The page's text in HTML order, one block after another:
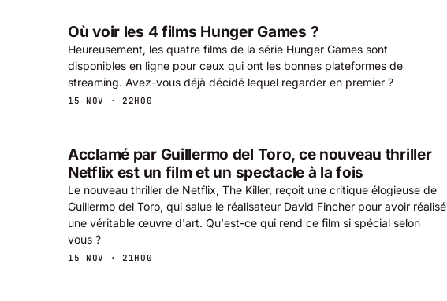
Où voir les 4 films Hunger Games ?
Heureusement, les quatre films de la série Hunger Games sont
disponibles en ligne pour ceux qui ont les bonnes plateformes de
streaming. Avez-vous déjà décidé lequel regarder en premier ?
15 NOV · 22H00
Acclamé par Guillermo del Toro, ce nouveau thriller
Netflix est un film et un spectacle à la fois
Le nouveau thriller de Netflix, The Killer, reçoit une critique élogieuse de
Guillermo del Toro, qui salue le réalisateur David Fincher pour avoir réalisé
une véritable œuvre d'art. Qu'est-ce qui rend ce film si spécial selon
vous ?
15 NOV · 21H00